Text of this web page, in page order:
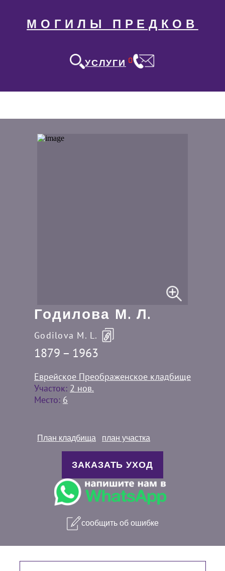
МОГИЛЫ ПРЕДКОВ
УСЛУГИ 0
Годилова М. Л.
Godilova M. L.
1879 – 1963
Еврейское Преображенское кладбище
Участок: 2 нов.
Место: 6
План кладбища план участка
ЗАКАЗАТЬ УХОД
сообщить об ошибке